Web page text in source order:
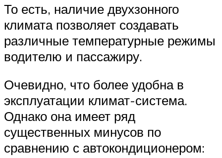
То есть, наличие двухзонного
климата позволяет создавать
различные температурные режимы
водителю и пассажиру.
Очевидно, что более удобна в
эксплуатации климат-система.
Однако она имеет ряд
существенных минусов по
сравнению с автокондиционером: